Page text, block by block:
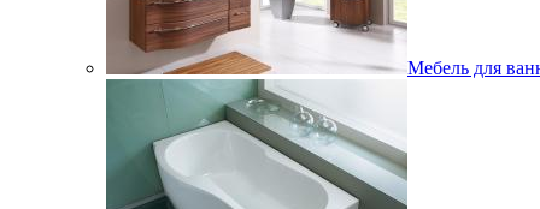
Мебель для